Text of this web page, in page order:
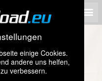
einige Cookies.
andere uns helfen,
verbessern.